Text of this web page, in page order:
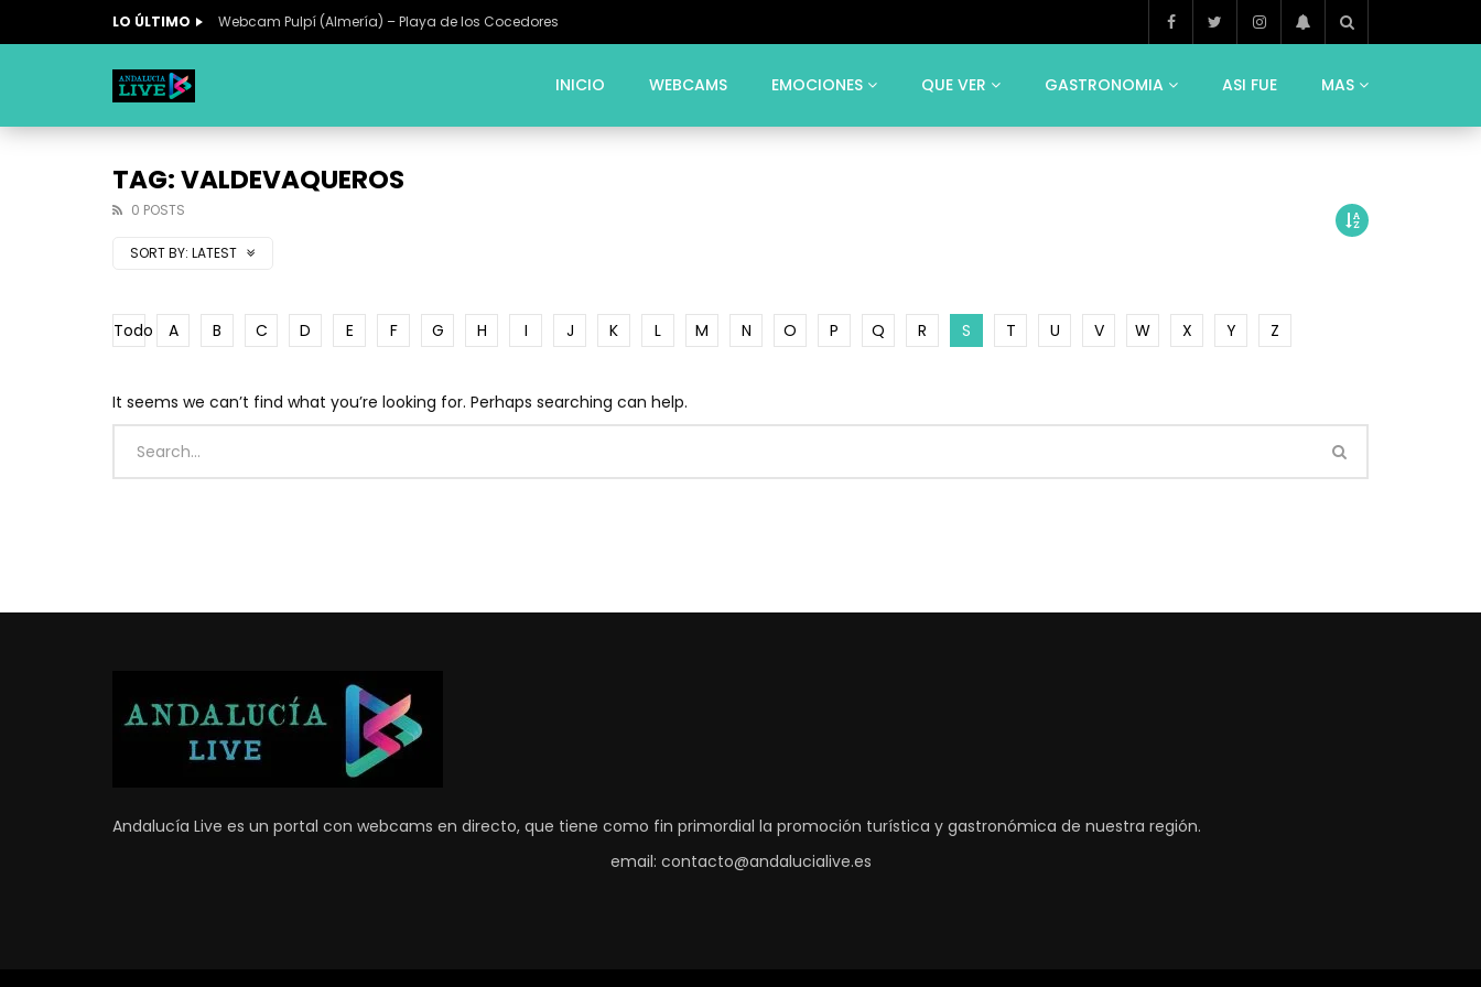
LO ÚLTIMO Webcam Pulpí (Almería) – Playa de los Cocedores
INICIO WEBCAMS EMOCIONES QUE VER GASTRONOMIA ASI FUE MAS
TAG: VALDEVAQUEROS
0 POSTS
SORT BY: LATEST
Todo A B C D E F G H I J K L M N O P Q R S T U V W X Y Z
It seems we can’t find what you’re looking for. Perhaps searching can help.
Andalucía Live es un portal con webcams en directo, que tiene como fin primordial la promoción turística y gastronómica de nuestra región.
email: contacto@andalucialive.es